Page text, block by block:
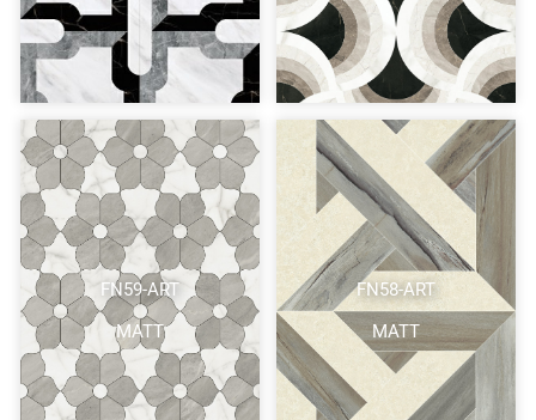
FN59-ART
MATT
FN58-ART
MATT